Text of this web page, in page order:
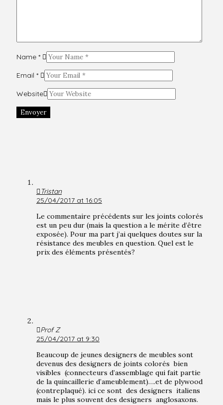
Name *
Email *
Website
Envoyer
Tristan
25/04/2017 at 16:05
Le commentaire précédents sur les joints colorés
est un peu dur (mais la question a le mérite d’être
exposée). Pour ma part j’ai quelques doutes sur la
résistance des meubles en question. Quel est le
prix des éléments présentés?
Prof Z
25/04/2017 at 9:30
Beaucoup de jeunes designers de meubles sont
devenus des designers de joints colorés bien
visibles (connecteurs d’assemblage qui fait partie
de la quincaillerie d’ameublement)….et de plywood
(contreplaqué). ici ce sont des designers italiens
mais le plus souvent des designers anglosaxons.